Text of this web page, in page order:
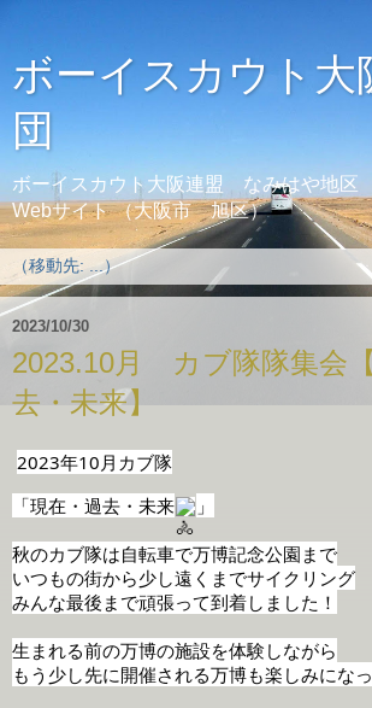
ボーイスカウト大
団
ボーイスカウト大阪連盟 なみはや地区
Webサイト （大阪市 旭区）
2023/10/30
2023.10月 カブ隊隊集会
去・未来】
2023年10月カブ隊
「現在・過去・未来
」
秋のカブ隊は自転車で万博記念公園まで
いつもの街から少し遠くまでサイクリング
みんな最後まで頑張って到着しました！
生まれる前の万博の施設を体験しながら
もう少し先に開催される万博も楽しみにな